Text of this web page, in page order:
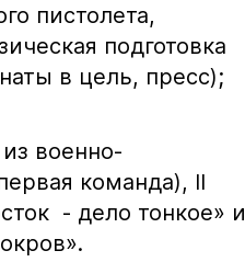
пистолета,
подготовка
в цель, пресс);
военно-
команда), II
- дело тонкое» и